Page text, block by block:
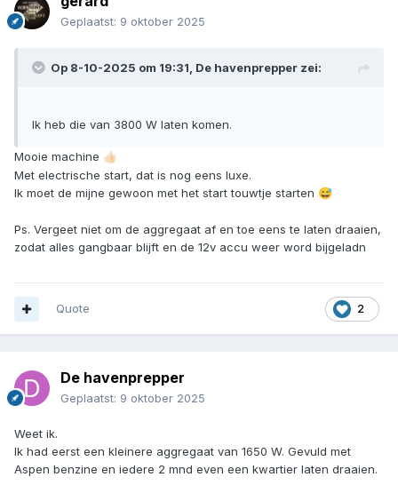
Geplaatst: 9 oktober 2025
Op 8-10-2025 om 19:31, De havenprepper zei:
Ik heb die van 3800 W laten komen.
Mooie machine 👍🏻
Met electrische start, dat is nog eens luxe.
Ik moet de mijne gewoon met het start touwtje starten 😅
Ps. Vergeet niet om de aggregaat af en toe eens te laten draaien,
zodat alles gangbaar blijft en de 12v accu weer word bijgeladn
2
Quote
De havenprepper
Geplaatst: 9 oktober 2025
Weet ik.
Ik had eerst een kleinere aggregaat van 1650 W. Gevuld met
Aspen benzine en iedere 2 mnd even een kwartier laten draaien.